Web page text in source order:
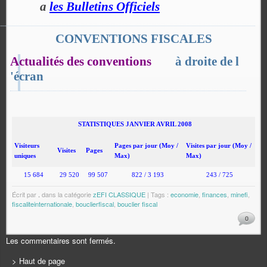
a les Bulletins Officiels
CONVENTIONS FISCALES
Actualités des conventionsà droite de l
'écran
STATISTIQUES JANVIER AVRIL 2008
Visiteurs
uniques
Visites Pages
Pages par jour (Moy /
Max)
Visites par jour (Moy /
Max)
15 684 29 520 99 507 822 / 3 193 243 / 725
Écrit par dans la catégoriezEFI CLASSIQUE | Tags : economie finances minefi
fiscaliteinternationale bouclierfiscal bouclier fiscal
0
Les commentaires sont fermés.
> Haut de page